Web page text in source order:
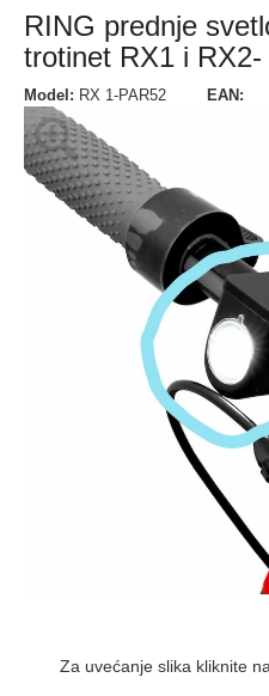
RING prednje
trotinet RX1 i
Model: RX 1-PAR52 EAN:
Za uvećanje slika kliknite